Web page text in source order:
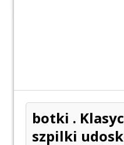
botki .
szpilki